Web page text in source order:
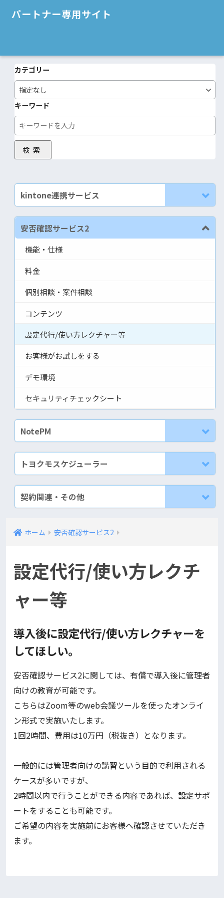
パートナー専用サイト
カテゴリー
キーワード
検索
kintone連携サービス
安否確認サービス2
機能・仕様
料金
個別相談・案件相談
コンテンツ
設定代行/使い方レクチャー等
お客様がお試しをする
デモ環境
セキュリティチェックシート
NotePM
トヨクモスケジューラー
契約関連・その他
ホーム 安否確認サービス2
設定代行/使い方レクチ
ャー等
導入後に設定代行/使い方レクチャーを
してほしい。
安否確認サービス2に関しては、有償で導入後に管理者
向けの教育が可能です。
こちらはZoom等のweb会議ツールを使ったオンライ
ン形式で実施いたします。
1回2時間、費用は10万円（税抜き）となります。
一般的には管理者向けの講習という目的で利用される
ケースが多いですが、
2時間以内で行うことができる内容であれば、設定サポ
ートをすることも可能です。
ご希望の内容を実施前にお客様へ確認させていただき
ます。